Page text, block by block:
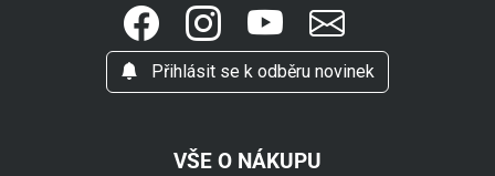
Přihlásit se k odběru novinek
VŠE O NÁKUPU